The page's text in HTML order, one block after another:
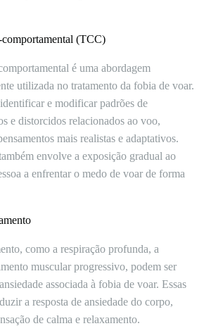
(TCC)
é uma abordagem
utilizada no tratamento da fobia de voar.
e modificar padrões de
e distorcidos relacionados ao voo,
mais realistas e adaptativos.
envolve a exposição gradual ao
a enfrentar o medo de voar de forma
como a respiração profunda, a
muscular progressivo, podem ser
associada à fobia de voar. Essas
a resposta de ansiedade do corpo,
de calma e relaxamento.